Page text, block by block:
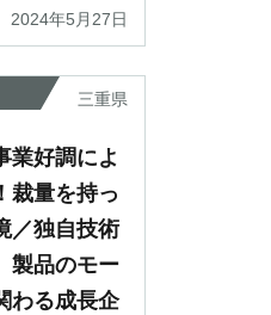
2024年5月27日
三重県
業好調によ
裁量を持っ
／独自技術
製品のモー
わる成長企